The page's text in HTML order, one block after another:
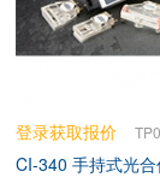
登录获取报价
CI-340 手持式光